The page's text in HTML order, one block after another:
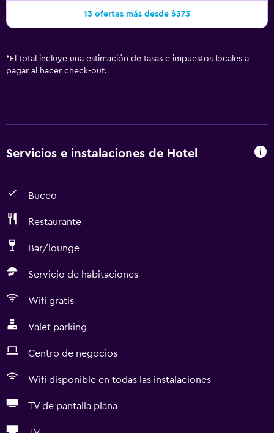
13 ofertas más desde $373
* El total incluye una estimación de tasas e impuestos locales a
pagar al hacer check-out.
Servicios e instalaciones de Hotel
Buceo
Restaurante
Bar/lounge
Servicio de habitaciones
Wifi gratis
Valet parking
Centro de negocios
Wifi disponible en todas las instalaciones
TV de pantalla plana